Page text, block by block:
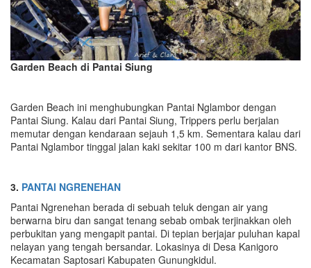
Garden Beach di Pantai Siung
Garden Beach ini menghubungkan Pantai Nglambor dengan
Pantai Siung. Kalau dari Pantai Siung, Trippers perlu berjalan
memutar dengan kendaraan sejauh 1,5 km. Sementara kalau dari
Pantai Nglambor tinggal jalan kaki sekitar 100 m dari kantor BNS.
3. PANTAI NGRENEHAN
Pantai Ngrenehan berada di sebuah teluk dengan air yang
berwarna biru dan sangat tenang sebab ombak terjinakkan oleh
perbukitan yang mengapit pantai. Di tepian berjajar puluhan kapal
nelayan yang tengah bersandar. Lokasinya di Desa Kanigoro
Kecamatan Saptosari Kabupaten Gunungkidul.